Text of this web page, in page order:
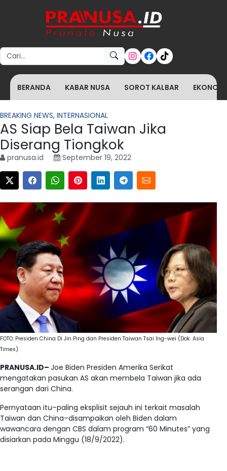
Search for:
BERANDA KABAR NUSA SOROT KALBAR
BREAKING NEWS, INTERNASIONAL
AS Siap Bela Taiwan Jika
Diserang Tiongkok
pranusa.id September 19, 2022
FOTO: Presiden China Di Jin Ping dan Presiden Taiwan Tsai Ing-wei (Dok. Asia
Times).
PRANUSA.ID– Joe Biden Presiden Amerika Serikat
mengatakan pasukan AS akan membela Taiwan jika ada
serangan dari China.
Pernyataan itu–paling eksplisit sejauh ini terkait masalah
Taiwan dan China–disampaikan oleh Biden dalam
wawancara dengan CBS dalam program “60 Minutes” yang
disiarkan pada Minggu (18/9/2022).